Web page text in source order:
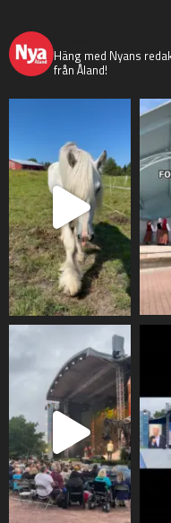
Häng med Nyans
från Åland!